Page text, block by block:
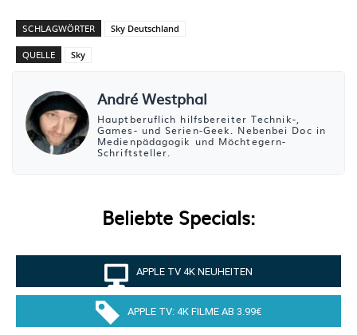
SCHLAGWÖRTER Sky Deutschland
QUELLE Sky
André Westphal
Hauptberuflich hilfsbereiter Technik-,
Games- und Serien-Geek. Nebenbei Doc in
Medienpädagogik und Möchtegern-
Schriftsteller.
Beliebte Specials:
APPLE TV 4K NEUHEITEN
APPLE TV: 4K FILME AB 3.99€